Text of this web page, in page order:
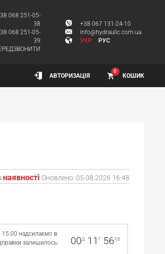
068 251-05-
38
068 251-05-
39
+38 067 131-24-10
info@hydraulic.com.ua
УКР
РУС
АВТОРИЗАЦІЯ КОШИК
0
Оновлено: 05.08.2026 16:48
15:00 надсилаємо в
залишилось:
00д 11 г 56хв